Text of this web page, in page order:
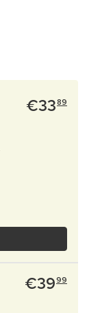
€3389
€3999